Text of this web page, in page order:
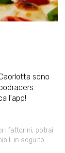
sono
l'app!
fattorini, potrai
in seguito.